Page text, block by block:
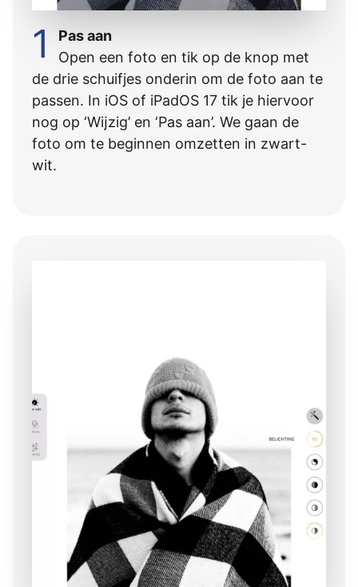
1
Pas aan
Open een foto en tik op de knop met
de drie schuifjes onderin om de foto aan te
passen. In iOS of iPadOS 17 tik je hiervoor
nog op ‘Wĳzig’ en ‘Pas aan’. We gaan de
foto om te beginnen omzetten in zwart-
wit.